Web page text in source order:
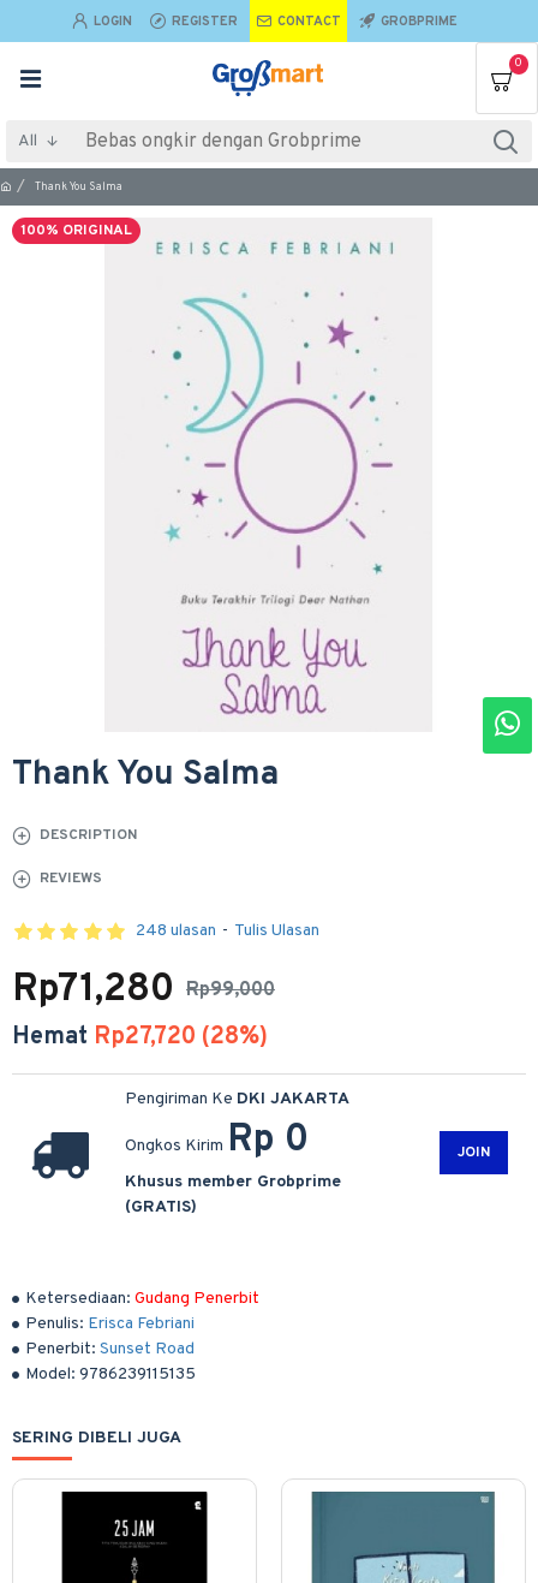
LOGIN REGISTER CONTACT GROBPRIME
0
All
Thank You Salma
100% ORIGINAL
Thank You Salma
DESCRIPTION
REVIEWS
Ketersediaan: Gudang Penerbit
Penulis: Erisca Febriani
Penerbit: Sunset Road
Model: 9786239115135
248 ulasan - Tulis Ulasan
Rp99,000
Rp71,280
Hemat Rp27,720 (28%)
Pengiriman Ke DKI JAKARTA
Ongkos Kirim Rp 0
Khusus member Grobprime
(GRATIS)
JOIN
SERING DIBELI JUGA